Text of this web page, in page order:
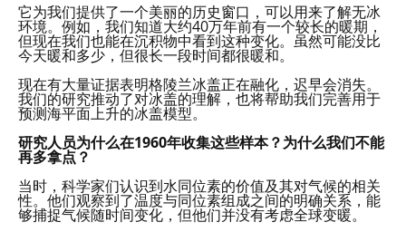
它为我们提供了一个美丽的历史窗口，可以用来了解无冰
环境。例如，我们知道大约40万年前有一个较长的暖期，
但现在我们也能在沉积物中看到这种变化。虽然可能没比
今天暖和多少，但很长一段时间都很暖和。
现在有大量证据表明格陵兰冰盖正在融化，迟早会消失。
我们的研究推动了对冰盖的理解，也将帮助我们完善用于
预测海平面上升的冰盖模型。
研究人员为什么在1960年收集这些样本？为什么我们不能
再多拿点？
当时，科学家们认识到水同位素的价值及其对气候的相关
性。他们观察到了温度与同位素组成之间的明确关系，能
够捕捉气候随时间变化，但他们并没有考虑全球变暖。